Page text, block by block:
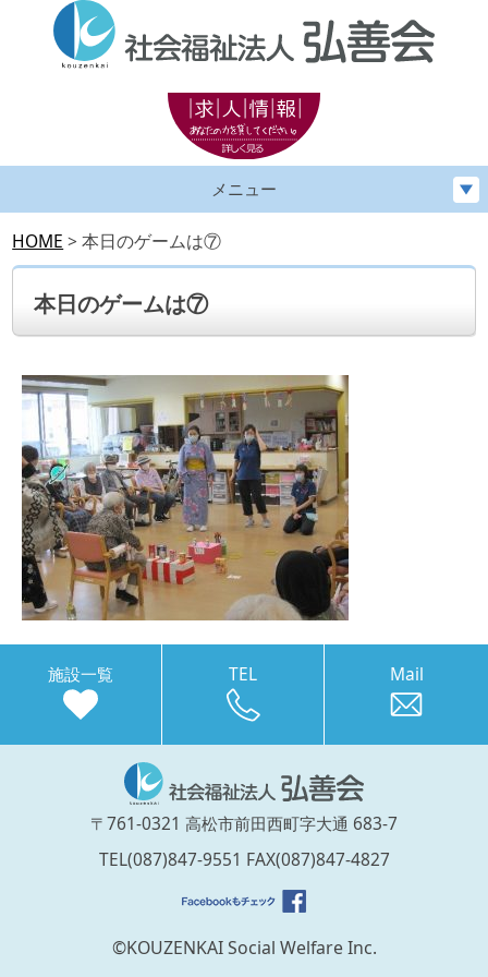
メニュー
HOME >本日のゲームは⑦
本日のゲームは⑦
施設一覧 TEL Mail
〒761-0321 高松市前田西町字大通 683-7
TEL(087)847-9551 FAX(087)847-4827
©KOUZENKAI Social Welfare Inc.